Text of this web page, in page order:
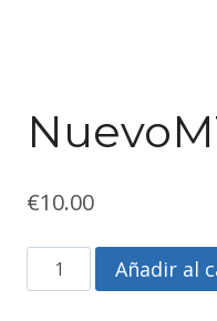
€10.00
NuevoMT2
Yang
Añadir al